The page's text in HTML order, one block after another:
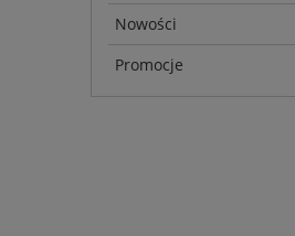
Nowości
Promocje